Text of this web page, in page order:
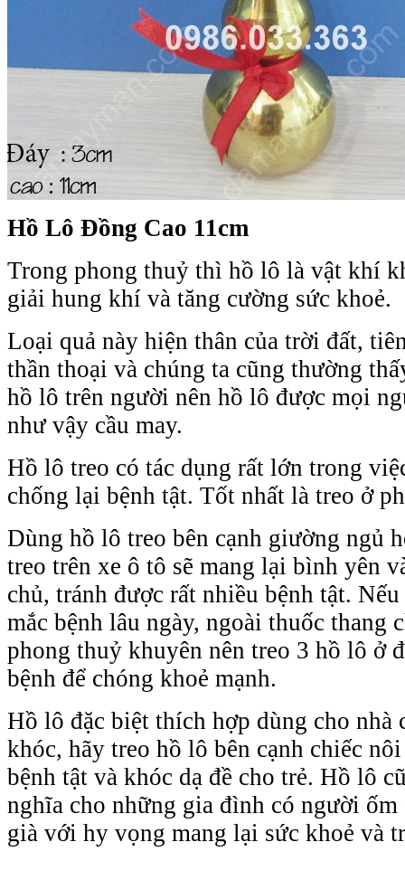
Hồ Lô Đồng Cao 11cm
Trong phong thuỷ thì hồ lô là vật khí
giải hung khí và tăng cường sức khoẻ.
Loại quả này hiện thân của trời đất,
thần thoại và chúng ta cũng thường
hồ lô trên người nên hồ lô được mọi
như vậy cầu may.
Hồ lô treo có tác dụng rất lớn trong
chống lại bệnh tật. Tốt nhất là treo ở
Dùng hồ lô treo bên cạnh giường ngủ
treo trên xe ô tô sẽ mang lại bình yên
chủ, tránh được rất nhiều bệnh tật.
mắc bệnh lâu ngày, ngoài thuốc thang
phong thuỷ khuyên nên treo 3 hồ lô ở
bệnh để chóng khoẻ mạnh.
Hồ lô đặc biệt thích hợp dùng cho nhà
khóc, hãy treo hồ lô bên cạnh chiếc
bệnh tật và khóc dạ đề cho trẻ. Hồ lô
nghĩa cho những gia đình có người ốm
già với hy vọng mang lại sức khoẻ và